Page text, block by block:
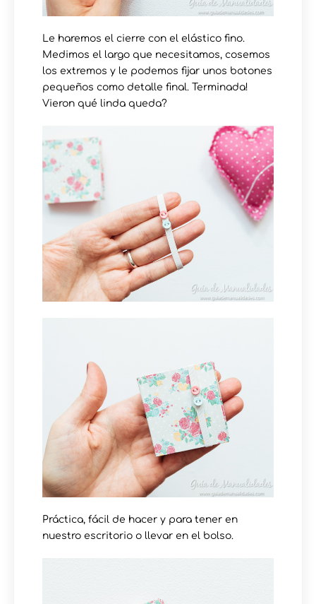
Le haremos el cierre con el elástico fino.
Medimos el largo que necesitamos, cosemos
los extremos y le podemos fijar unos botones
pequeños como detalle final. Terminada!
Vieron qué linda queda?
Práctica, fácil de hacer y para tener en
nuestro escritorio o llevar en el bolso.